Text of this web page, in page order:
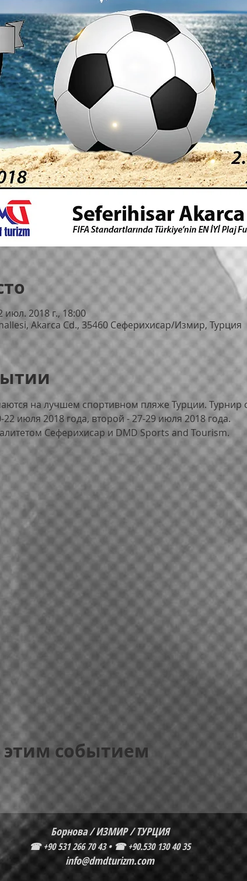
июл. 2018 г., 18:00
Akarca Cd., 35460 Сеферихисар/Измир, Турция
на лучшем спортивном пляже Турции. Турнир
июля 2018 года, второй - 27-29 июля 2018 года.
Сеферихисар и DMD Sports and Tourism.
этим событием
Борнова / ИЗМИР / ТУРЦИЯ
☎+90 531 266 70 43 • ☎ +90.530 130 40 35
info@dmdturizm.com